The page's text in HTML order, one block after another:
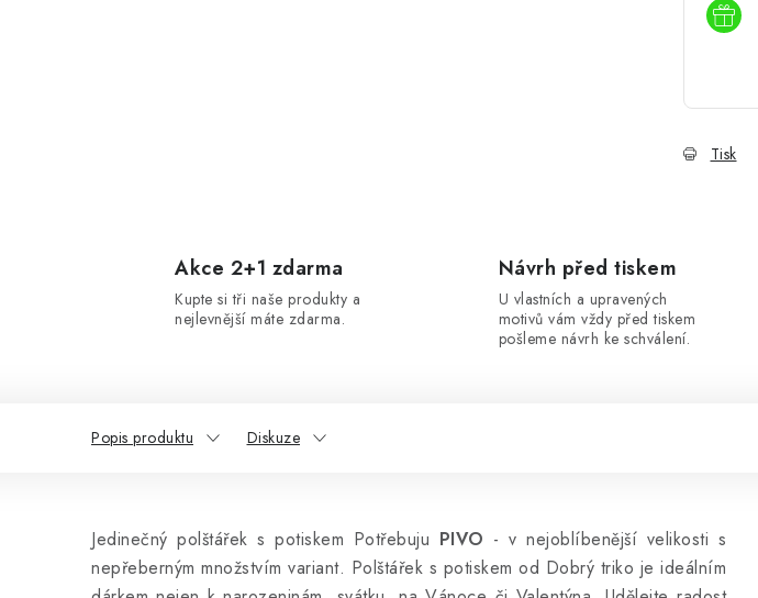
Tisk
Akce 2+1 zdarma
Kupte si tři naše produkty a
nejlevnější máte zdarma.
Návrh před tiskem
U vlastních a upravených
motivů vám vždy před tiskem
pošleme návrh ke schválení.
Popis produktu Diskuze
Jedinečný polštářek s potiskem Potřebuju PIVO - v nejoblíbenější velikosti s
nepřeberným množstvím variant. Polštářek s potiskem od Dobrý triko je ideálním